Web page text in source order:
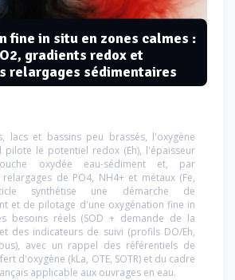
fine in situ en zones calmes :
gradients redox et
relargages sédimentaires
lacs et bassins peu brassés, l'oxygène
pilote le potentiel redox (Eh), l'épaisseur
oxydée eau-sédiment et, par
de PO4, NH4+ et métaux (Fe,
synthétise une démarche de
et de pilotage d'une oxygénation fine in
besoins réels (SOD + demande de la
des indicateurs de suivi (profils DO/Eh,
avec un rappel des référentiels de
d'oxygène (kLa, OTE, SOTR) et du cadre
applicable aux ouvrages en eau.